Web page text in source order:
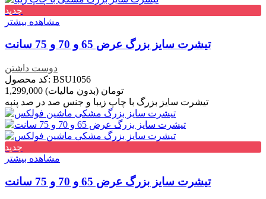
جدید
مشاهده بیشتر
تیشرت سایز بزرگ عرض 65 و 70 و 75 سانت
دوست داشتن
کد محصول: BSU1056
1,299,000 تومان (بدون مالیات)
تیشرت سایز بزرگ با چاپ زیبا و جنس صد در صد پنبه
جدید
مشاهده بیشتر
تیشرت سایز بزرگ عرض 65 و 70 و 75 سانت